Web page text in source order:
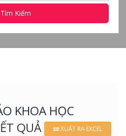
Tìm Kiếm
KHOA HỌC
QUẢ
XUẤT RA EXCEL